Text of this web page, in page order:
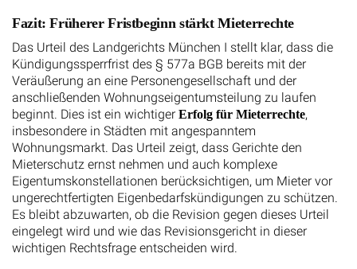
Fazit: Früherer Fristbeginn stärkt Mieterrechte
Das Urteil des Landgerichts München I stellt klar, dass die
Kündigungssperrfrist des § 577a BGB bereits mit der
Veräußerung an eine Personengesellschaft und der
anschließenden Wohnungseigentumsteilung zu laufen
beginnt. Dies ist ein wichtiger Erfolg für Mieterrechte,
insbesondere in Städten mit angespanntem
Wohnungsmarkt. Das Urteil zeigt, dass Gerichte den
Mieterschutz ernst nehmen und auch komplexe
Eigentumskonstellationen berücksichtigen, um Mieter vor
ungerechtfertigten Eigenbedarfskündigungen zu schützen.
Es bleibt abzuwarten, ob die Revision gegen dieses Urteil
eingelegt wird und wie das Revisionsgericht in dieser
wichtigen Rechtsfrage entscheiden wird.